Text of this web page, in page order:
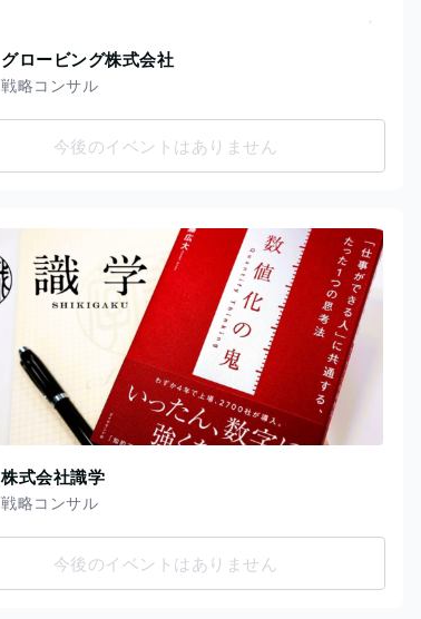
グロービング株式会社
戦略コンサル
今後のイベントはありません
株式会社識学
戦略コンサル
今後のイベントはありません